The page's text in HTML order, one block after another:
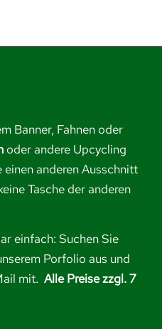
Banner, Fahnen oder
oder andere Upcycling
einen anderen Ausschnitt
Tasche der anderen
einfach: Suchen Sie
Porfolio aus und
mit. Alle Preise zzgl. 7